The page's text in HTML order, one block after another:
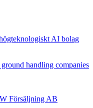
AI bolag
handling companies
Försäljning AB